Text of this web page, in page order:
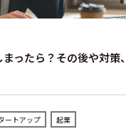
ったら？その後や対策
ートアップ 起業